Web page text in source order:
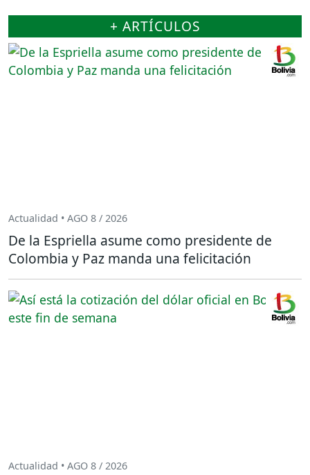
+ ARTÍCULOS
Actualidad • AGO 8 / 2026
De la Espriella asume como presidente de
Colombia y Paz manda una felicitación
Actualidad • AGO 8 / 2026